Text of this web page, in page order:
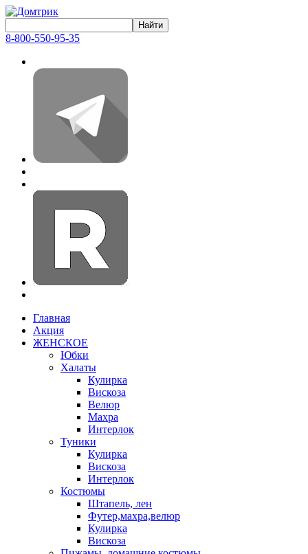
8-800-550-95-35
Главная
Акция
ЖЕНСКОЕ
Юбки
Халаты
Кулирка
Вискоза
Велюр
Махра
Интерлок
Туники
Кулирка
Вискоза
Интерлок
Костюмы
Штапель, лен
Футер,махра,велюр
Кулирка
Вискоза